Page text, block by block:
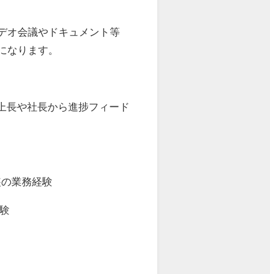
オ会議やドキュメント等
ります。
長や社長から進捗フィード
業務経験